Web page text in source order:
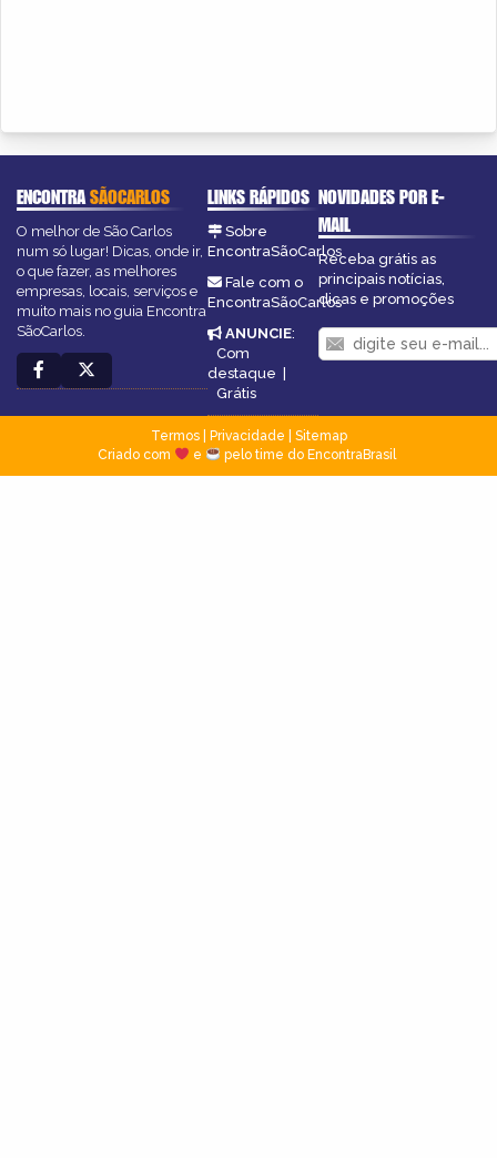
ENCONTRASÃOCARLOS
O melhor de São Carlos
num só lugar! Dicas, onde ir,
o que fazer, as melhores
empresas, locais, serviços e
muito mais no guia Encontra
SãoCarlos.
LINKS RÁPIDOS
Sobre
EncontraSãoCarlos
Fale com o
EncontraSãoCarlos
ANUNCIE:
Com
destaque |
Grátis
NOVIDADES POR E-
MAIL
Receba grátis as
principais notícias,
dicas e promoções
Termos| Privacidade
Sitemap
Criado com
e pelo time do EncontraBrasil